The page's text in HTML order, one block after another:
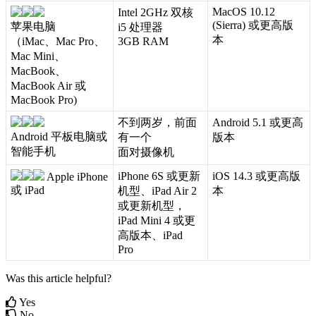
苹果电脑
（iMac 、Mac Pro
Mac Mini
MacBook
MacBook Air 或
MacBook Pro)
Intel 2GHz 双核
i5 处理器
3GB RAM
MacOS 10.12
(Sierra) 或更高版
本
Android 平板电脑或
智能手机
不到两岁 ，前面
有一个
面对摄像机
Android 5.1 或更高
版本
Apple iPhone
或 iPad
iPhone 6S 或更新
机型 、iPad Air 2
或更新机型 ，
iPad Mini 4 或更
高版本 、iPad
Pro
iOS 14.3 或更高版
本
Was this article helpful?
Yes